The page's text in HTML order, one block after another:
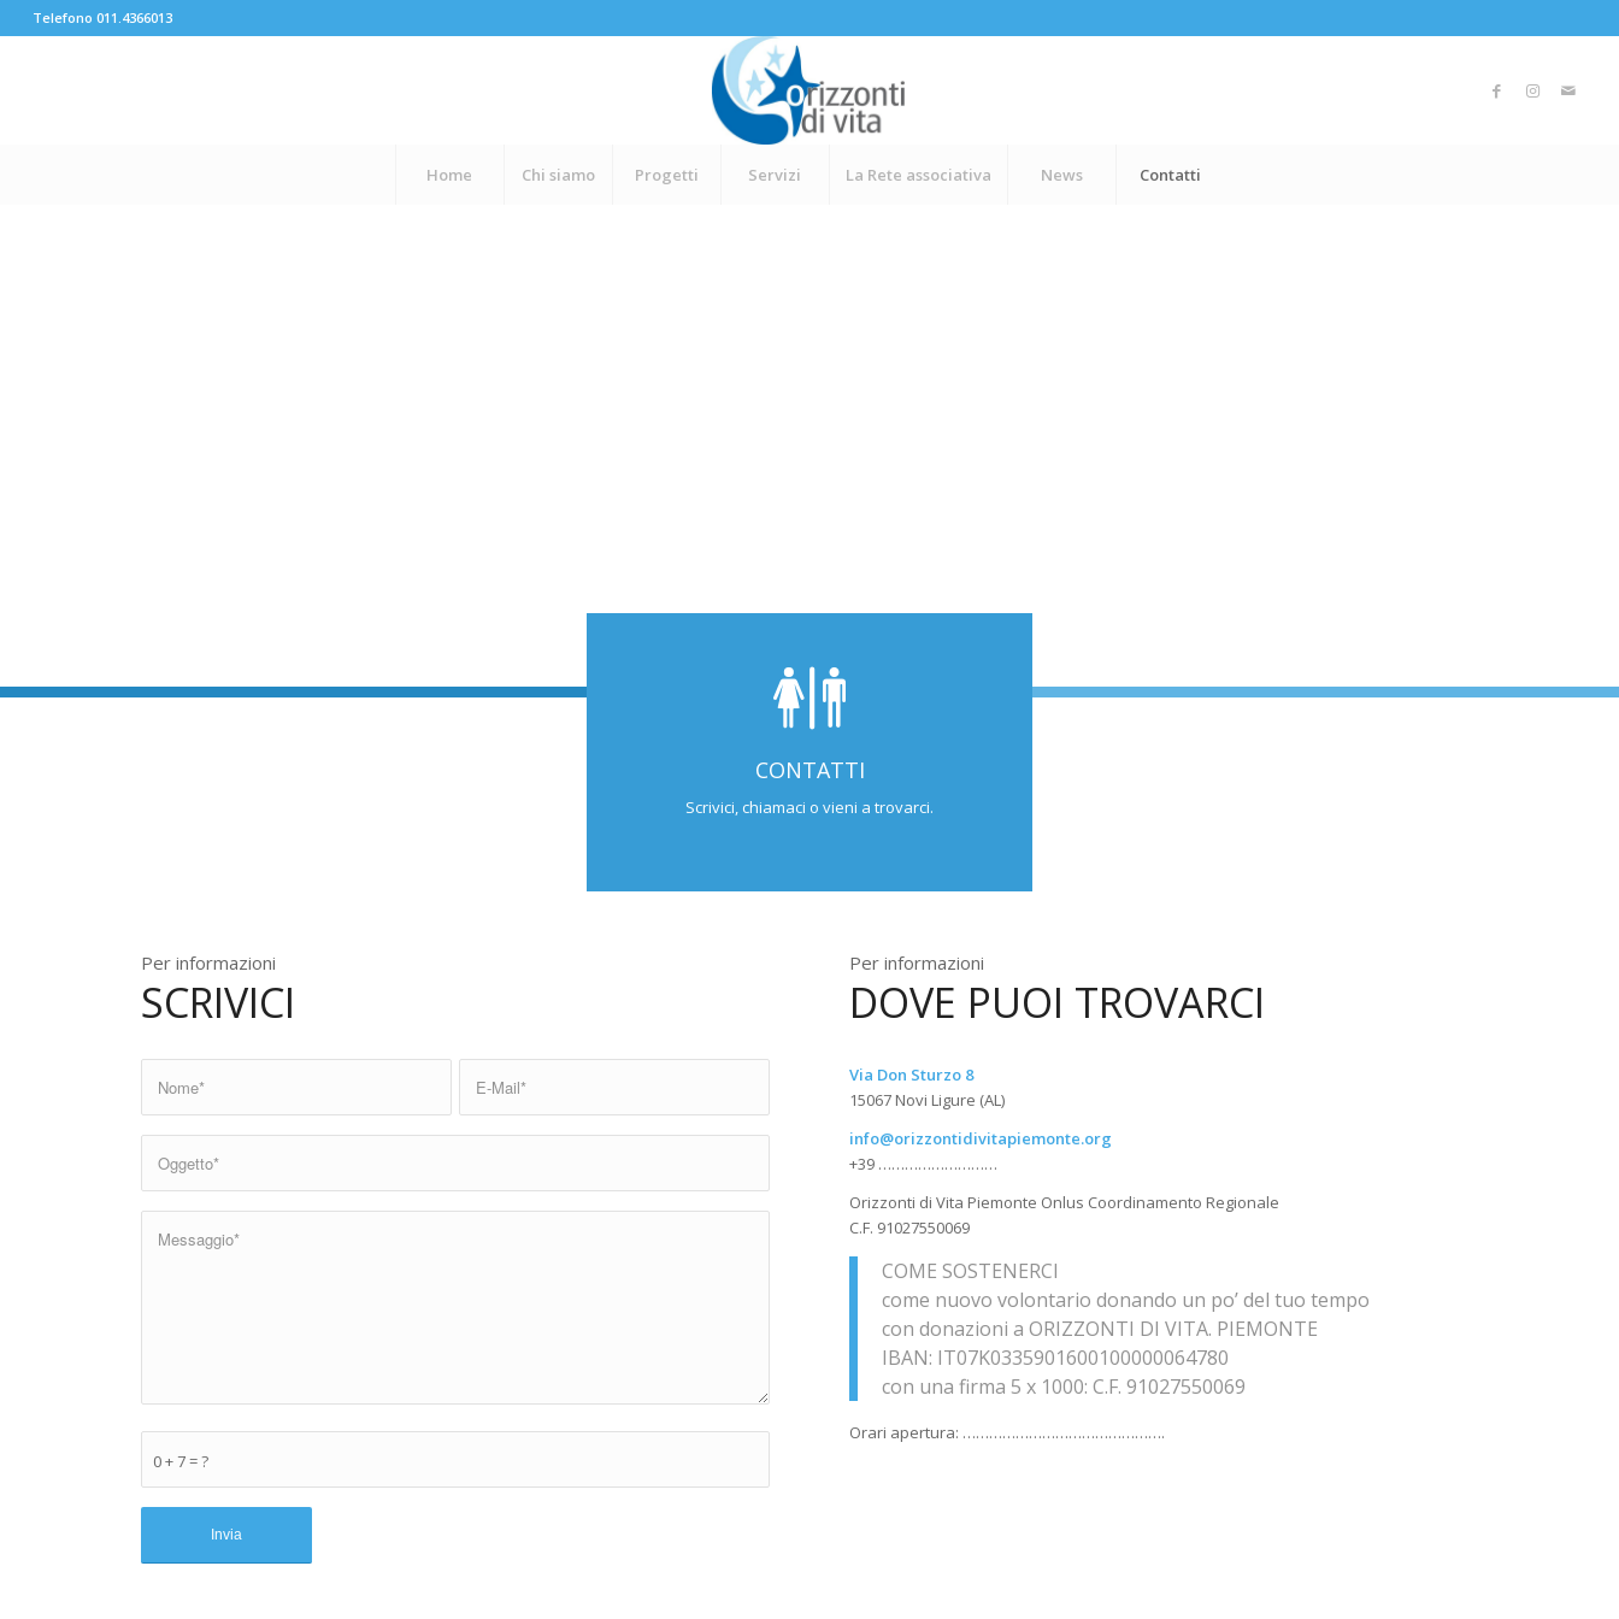
Telefono 011.4366013
Home Chi siamo Progetti Servizi La Rete associativa News Contatti
CONTATTI
Scrivici, chiamaci o vieni a trovarci.
Per informazioni
SCRIVICI
0 + 7 = ?
Per informazioni
DOVE PUOI TROVARCI
Via Don Sturzo 8
15067 Novi Ligure (AL)
info@orizzontidivitapiemonte.org
+39 ………………………
Orizzonti di Vita Piemonte Onlus Coordinamento Regionale
C.F. 91027550069
COME SOSTENERCI
come nuovo volontario donando un po’ del tuo tempo
con donazioni a ORIZZONTI DI VITA. PIEMONTE
IBAN: IT07K0335901600100000064780
con una firma 5 x 1000: C.F. 91027550069
Orari apertura: ……………………………………….